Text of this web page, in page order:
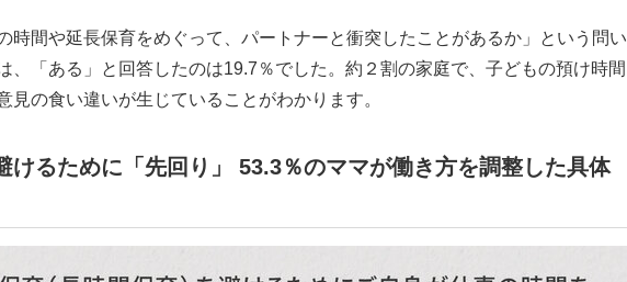
時間や延長保育をめぐって、パートナーと衝突したことがあるか」という問い
、「ある」と回答したのは19.7％でした。約２割の家庭で、子どもの預け時間
見の食い違いが生じていることがわかります。
けるために「先回り」 53.3％のママが働き方を調整した具体